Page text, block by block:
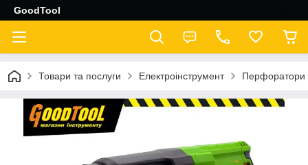
GoodTool
Товари та послуги Електроінструмент Перфоратори